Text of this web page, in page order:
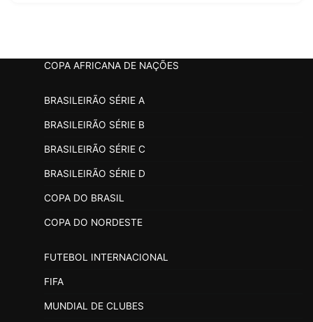
COPA AFRICANA DE NAÇÕES
BRASILEIRÃO SÉRIE A
BRASILEIRÃO SÉRIE B
BRASILEIRÃO SÉRIE C
BRASILEIRÃO SÉRIE D
COPA DO BRASIL
COPA DO NORDESTE
FUTEBOL INTERNACIONAL
FIFA
MUNDIAL DE CLUBES